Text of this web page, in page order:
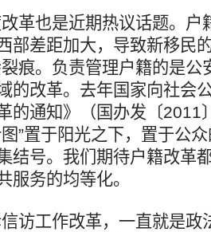
革也是近期热议话题。户
部差距加大，导致新移民
痕。负责管理户籍的是公
的改革。去年国家向社会
的通知》（国办发〔2011
”置于阳光之下，置于公
结号。我们期待户籍改革
服务的均等化。
访工作改革，一直就是政